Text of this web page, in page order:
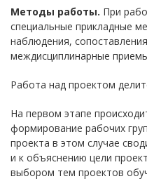
Методы работы. При
специальные прикладные
наблюдения,
междисциплинарные
Работа над проектом
На первом этапе
формирование рабочих
проекта в этом случае
и к объяснению цели
выбором тем проектов